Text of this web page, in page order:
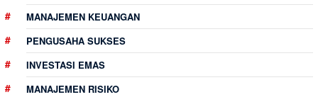
MANAJEMEN KEUANGAN
PENGUSAHA SUKSES
INVESTASI EMAS
MANAJEMEN RISIKO